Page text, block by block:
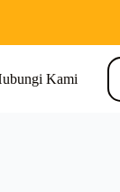
Kami